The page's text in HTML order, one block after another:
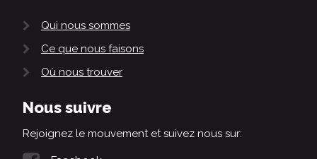
Qui nous sommes
Ce que nous faisons
Où nous trouver
Nous suivre
Rejoignez le mouvement et suivez nous sur: